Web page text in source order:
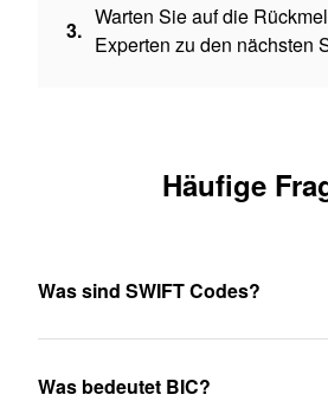
3.
Warten Sie auf die
Experten zu den nächsten
Häufige
Was sind SWIFT Codes?
Was bedeutet BIC?